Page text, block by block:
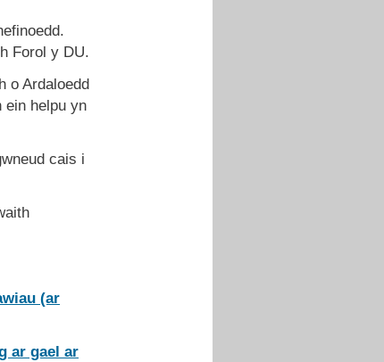
Forol y DU.
o Ardaloedd
ein helpu yn
cais i
(ar
ar gael ar